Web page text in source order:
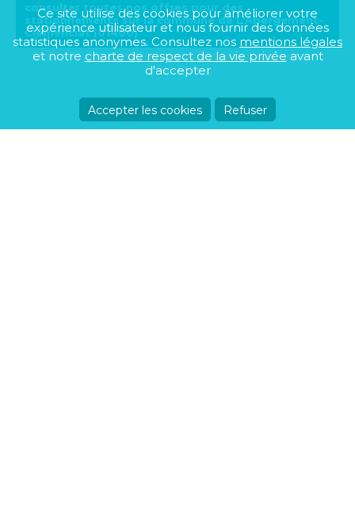
consulter toutes nos offres pour des
stationnements sur la commune de L'Abergement-
Clémenciat (01400)
Ce site utilise des cookies pour améliorer votre
expérience utilisateur et nous fournir des données
statistiques anonymes. Consultez nos mentions légales
et notre charte de respect de la vie privée avant
d'accepter
Accepter les cookies Refuser